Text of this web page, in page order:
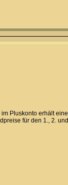
Pluskonto erhält
für den 1., 2.